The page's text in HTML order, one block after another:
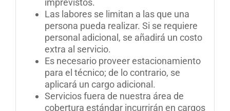
imprevistos.
Las labores se limitan a las que una
persona pueda realizar. Si se requiere
personal adicional, se añadirá un costo
extra al servicio.
Es necesario proveer estacionamiento
para el técnico; de lo contrario, se
aplicará un cargo adicional.
Servicios fuera de nuestra área de
cobertura estándar incurrirán en cargos